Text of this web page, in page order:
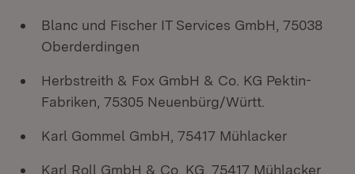
Blanc und Fischer IT Services GmbH, 75038
Oberderdingen
Herbstreith & Fox GmbH & Co. KG Pektin-
Fabriken, 75305 Neuenbürg/Württ.
Karl Gommel GmbH, 75417 Mühlacker
Karl Roll GmbH & Co. KG, 75417 Mühlacker